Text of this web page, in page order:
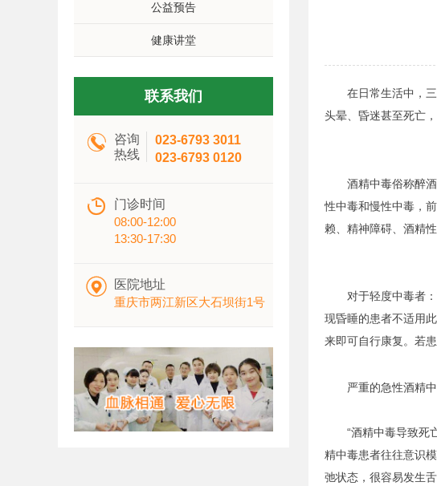
公益预告
健康讲堂
联系我们

咨询
热线
023-6793 3011
023-6793 0120

门诊时间
08:00-12:00
13:30-17:30

医院地址
重庆市两江新区大石坝街1号
在日常生活中，三
头晕、昏迷甚至死亡
酒精中毒俗称醉酒
性中毒和慢性中毒，
赖、精神障碍、酒精
对于轻度中毒者：
现昏睡的患者不适用
来即可自行康复。若
严重的急性酒精中
“酒精中毒导致死亡
精中毒患者往往意识
弛状态，很容易发生